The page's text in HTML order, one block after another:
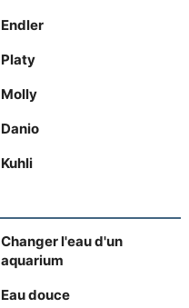
Endler
Platy
Molly
Danio
Kuhli
Changer l'eau d'un
aquarium
Eau douce